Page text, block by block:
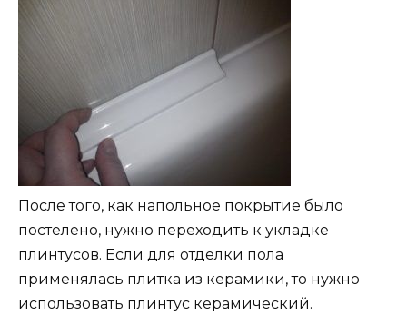
После того, как напольное покрытие было
постелено, нужно переходить к укладке
плинтусов. Если для отделки пола
применялась плитка из керамики, то нужно
использовать плинтус керамический.